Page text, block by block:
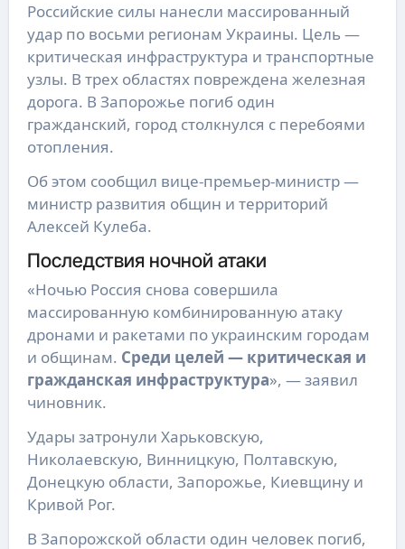
Российские силы нанесли массированный
удар по восьми регионам Украины. Цель —
критическая инфраструктура и транспортные
узлы. В трех областях повреждена железная
дорога. В Запорожье погиб один
гражданский, город столкнулся с перебоями
отопления.
Об этом сообщил вице-премьер-министр —
министр развития общин и территорий
Алексей Кулеба.
Последствия ночной атаки
«Ночью Россия снова совершила
массированную комбинированную атаку
дронами и ракетами по украинским городам
и общинам. Среди целей — критическая и
гражданская инфраструктура», — заявил
чиновник.
Удары затронули Харьковскую,
Николаевскую, Винницкую, Полтавскую,
Донецкую области, Запорожье, Киевщину и
Кривой Рог.
В Запорожской области один человек погиб,